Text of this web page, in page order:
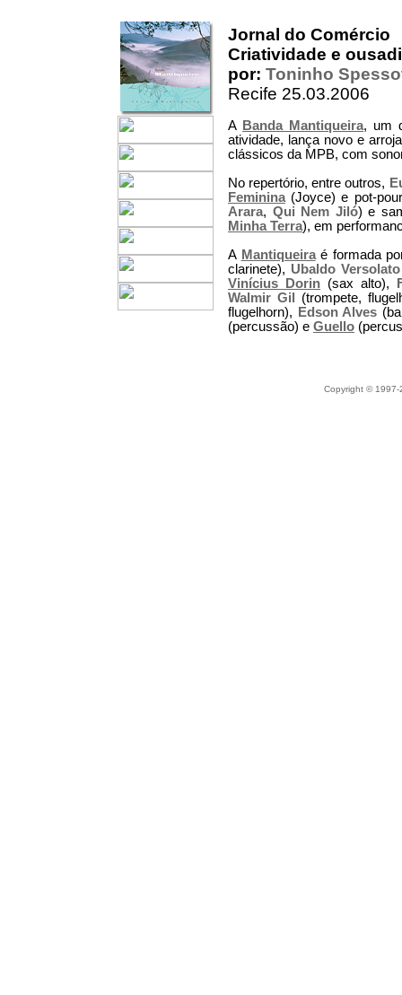
Jornal do Comércio
Criatividade e
por: Toninho
Recife 25.03.2006
A Banda Mantiqueira, um
atividade, lança novo e
clássicos da MPB, com
No repertório, entre outros,
Feminina (Joyce) e pot-
Arara, Qui Nem Jiló) e
Minha Terra), em
A Mantiqueiraé formada
clarinete), Ubaldo Versolato
Vinícius Dorin (sax alto),
Walmir Gil
(trompete,
flugelhorn),
Edson Alves
(percussão) e Guello
Copyright © 1997-